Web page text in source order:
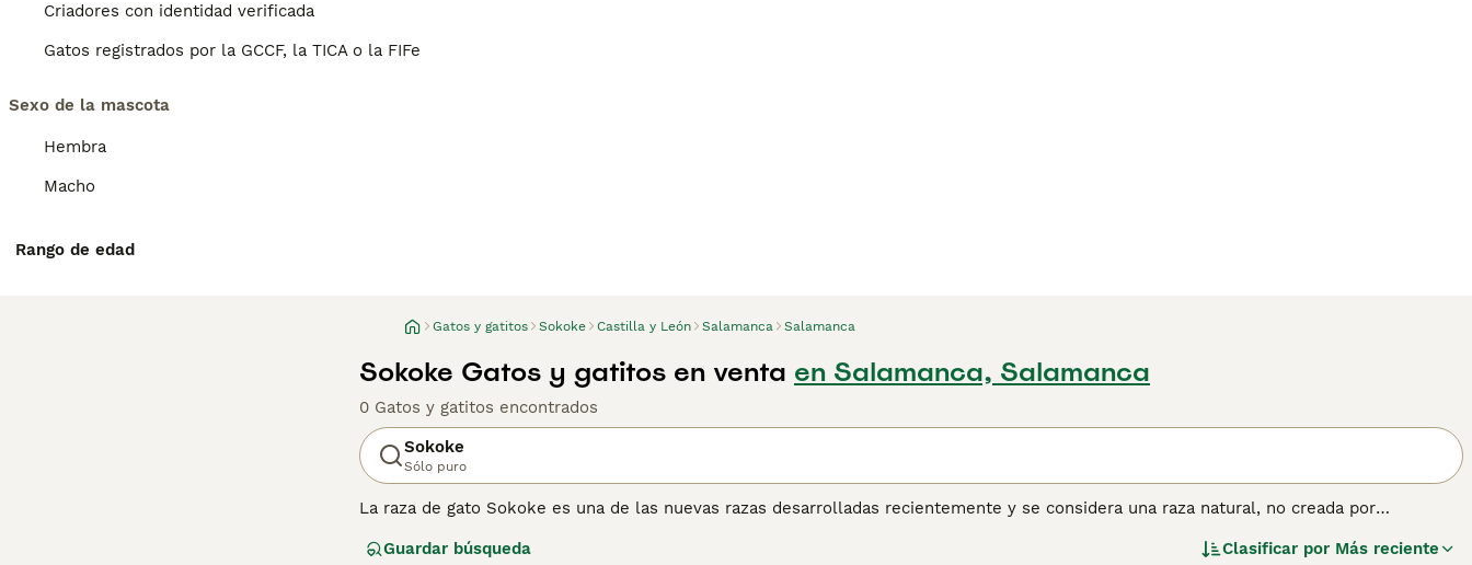
Criadores con identidad verificada
Gatos registrados por la GCCF, la TICA o la FIFe
Sexo de la mascota
Hembra
Macho
Rango de edad
Gatos y gatitos Sokoke Castilla y León Salamanca Salamanca
Sokoke Gatos y gatitos en venta en Salamanca, Salamanca
0 Gatos y gatitos encontrados
Sokoke
Sólo puro
La raza de gato Sokoke es una de las nuevas razas desarrolladas recientemente y se considera una raza natural, no creada por
Guardar búsqueda Clasificar por Más reciente